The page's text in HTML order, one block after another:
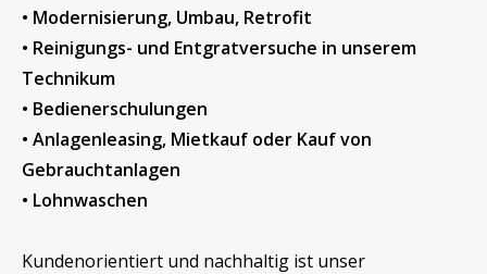
• Modernisierung, Umbau, Retrofit
• Reinigungs- und Entgratversuche in unserem
Technikum
• Bedienerschulungen
• Anlagenleasing, Mietkauf oder Kauf von
Gebrauchtanlagen
• Lohnwaschen
Kundenorientiert und nachhaltig ist unser